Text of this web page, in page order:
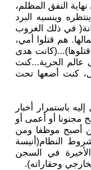
النفق المظلم،
وينسيه البرد
في ذلك الغروب
هم قتلوا أمي،
هدى
عالم الحرية...كنت
كنت أضعها تحت
باستمرار أخبار
مجنونا أو أعمى أو
أصبح موظفا ومن
النظام(أنيسة
في السجن
وحقاراته).